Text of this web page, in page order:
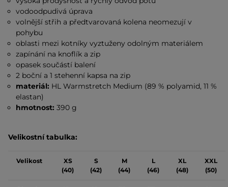
vodoodpudivá úprava
volnější střih a předtvarovaná kolena neomezují v
pohybu
oblasti mezi kotníky vyztuženy odolným materiálem
zapínání na knoflík a zip
opasek součástí balení
2 boční a 1 stehenní kapsa na zip
materiál: HL Warmstretch Medium (89 % polyamid, 11 %
elastan)
hmotnost:390 g
Velikostní tabulka:
Velikost
XS
(40)
S
(42)
M
(44)
L
(46)
XL
(48)
XXL
(50)